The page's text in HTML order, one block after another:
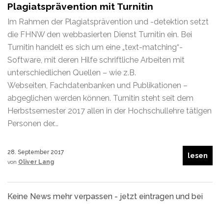
Plagiatsprävention mit Turnitin
Im Rahmen der Plagiatsprävention und -detektion setzt
die FHNW den webbasierten Dienst Turnitin ein. Bei
Turnitin handelt es sich um eine „text-matching“-
Software, mit deren Hilfe schriftliche Arbeiten mit
unterschiedlichen Quellen – wie z.B.
Webseiten, Fachdatenbanken und Publikationen –
abgeglichen werden können. Turnitin steht seit dem
Herbstsemester 2017 allen in der Hochschullehre tätigen
Personen der...
28. September 2017
von Oliver Lang
lesen
Keine News mehr verpassen - jetzt eintragen und bei